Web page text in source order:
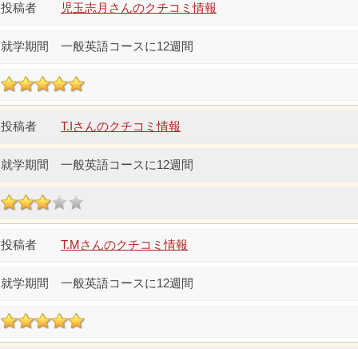
児玉志月さんのクチコミ情報
一般英語コースに12週間
T.Iさんのクチコミ情報
一般英語コースに12週間
T.Mさんのクチコミ情報
一般英語コースに12週間